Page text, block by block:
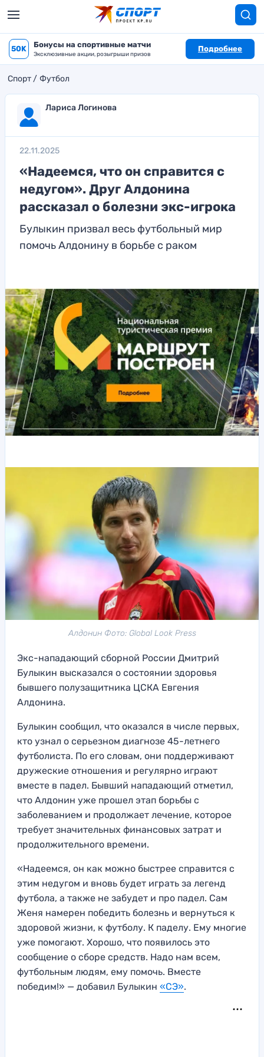
50K Бонусы на спортивные матчи
Эксклюзивные акции, розыгрыши призов
Подробнее
Спорт Футбол
Лариса Логинова
22.11.2025
«Надеемся, что он справится с
недугом». Друг Алдонина
рассказал о болезни экс-игрока
Булыкин призвал весь футбольный мир
помочь Алдонину в борьбе с раком
Алдонин Фото: Global Look Press
Экс-нападающий сборной России Дмитрий
Булыкин высказался о состоянии здоровья
бывшего полузащитника ЦСКА Евгения
Алдонина.
Булыкин сообщил, что оказался в числе первых,
кто узнал о серьезном диагнозе 45-летнего
футболиста. По его словам, они поддерживают
дружеские отношения и регулярно играют
вместе в падел. Бывший нападающий отметил,
что Алдонин уже прошел этап борьбы с
заболеванием и продолжает лечение, которое
требует значительных финансовых затрат и
продолжительного времени.
«Надеемся, он как можно быстрее справится с
этим недугом и вновь будет играть за легенд
футбола, а также не забудет и про падел. Сам
Женя намерен победить болезнь и вернуться к
здоровой жизни, к футболу. К паделу. Ему многие
уже помогают. Хорошо, что появилось это
сообщение о сборе средств. Надо нам всем,
футбольным людям, ему помочь. Вместе
победим!» — добавил Булыкин «СЭ».